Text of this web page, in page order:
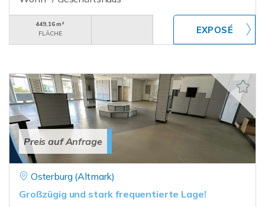
449,16 m²
FLÄCHE
Preis auf Anfrage
Osterburg (Altmark)
Großzügig und stark frequentierte Lage!